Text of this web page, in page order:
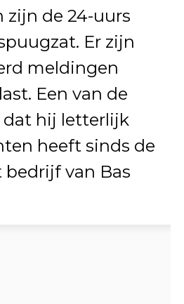
de 24-uurs
Er zijn
meldingen
Een van de
hij letterlijk
heeft sinds de
van Bas